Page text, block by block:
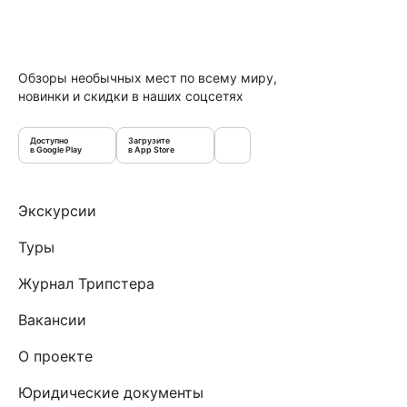
Обзоры необычных мест по всему миру,
новинки и скидки в наших соцсетях
Доступно
в Google Play
Загрузите
в App Store
Экскурсии
Туры
Журнал Трипстера
Вакансии
О проекте
Юридические документы